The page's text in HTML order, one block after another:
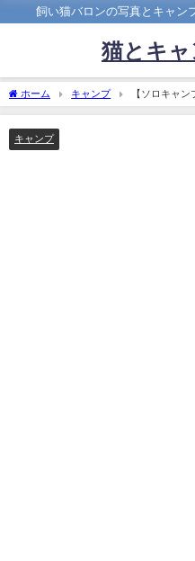
飼い猫バロンの写真とキャン
猫とキ
ホーム キャンプ
【ソロキャ
弟に行ってきました
キャンプ